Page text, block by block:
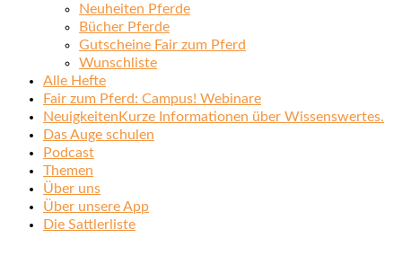
Neuheiten Pferde
Bücher Pferde
Gutscheine Fair zum Pferd
Wunschliste
Alle Hefte
Fair zum Pferd: Campus! Webinare
Neuigkeiten Kurze Informationen über Wissenswertes.
Das Auge schulen
Podcast
Themen
Über uns
Über unsere App
Die Sattlerliste